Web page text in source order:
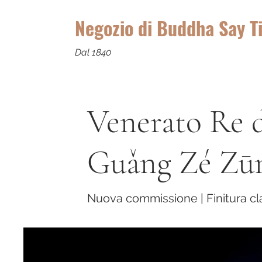
Negozio di Buddha Say
Dal 1840
Venerato Re
Guǎng Zé
Nuova commissione | Finitura